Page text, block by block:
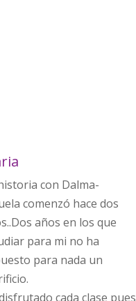
con Dalma-
comenzó hace dos
años en los que
para mi no ha
para nada un
cada clase pues